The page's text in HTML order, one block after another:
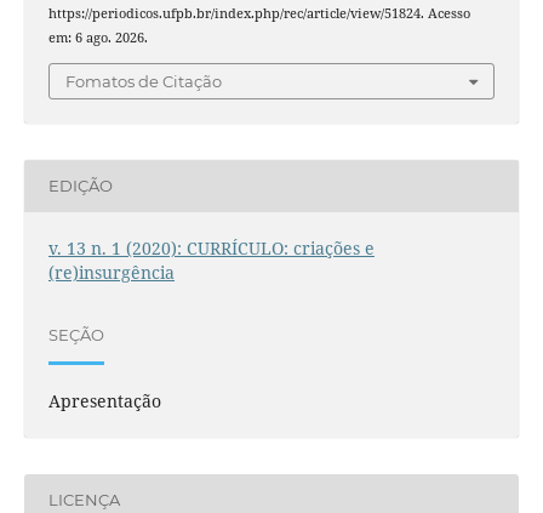
https://periodicos.ufpb.br/index.php/rec/article/view/51824. Acesso
em: 6 ago. 2026.
Fomatos de Citação
EDIÇÃO
v. 13 n. 1 (2020): CURRÍCULO: criações e
(re)insurgência
SEÇÃO
Apresentação
LICENÇA